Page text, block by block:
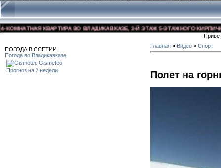
КВАРТИРА ВО ВЛАДИКАВКАЗЕ, 3-Й ЭТАЖ 5-ЭТАЖНОГО
ПОГОДА В ОСЕТИИ
Погода во Владикавказе
Gismeteo
Прогноз на 2 недели
Главная » Видео » Спорт
Полет на